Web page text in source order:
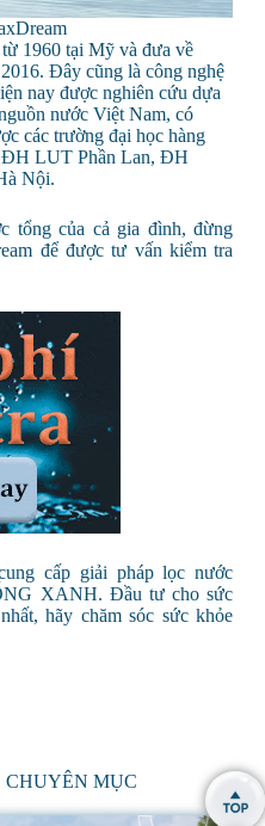
1960 tại Mỹ và đưa về
Đây cũng là công nghệ
nay được nghiên cứu dựa
nước Việt Nam, có
các trường đại học hàng
ĐH LUT Phần Lan, ĐH
Nội.
tổng của cả gia đình, đừng
để được tư vấn kiểm tra
cấp giải pháp lọc nước
XANH. Đầu tư cho sức
hãy chăm sóc sức khỏe
MỤC